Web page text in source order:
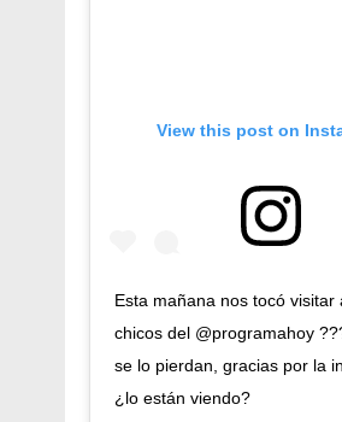
View this post on
Esta mañana nos tocó visitar
chicos del @programahoy
se lo pierdan, gracias por la
¿lo están viendo?